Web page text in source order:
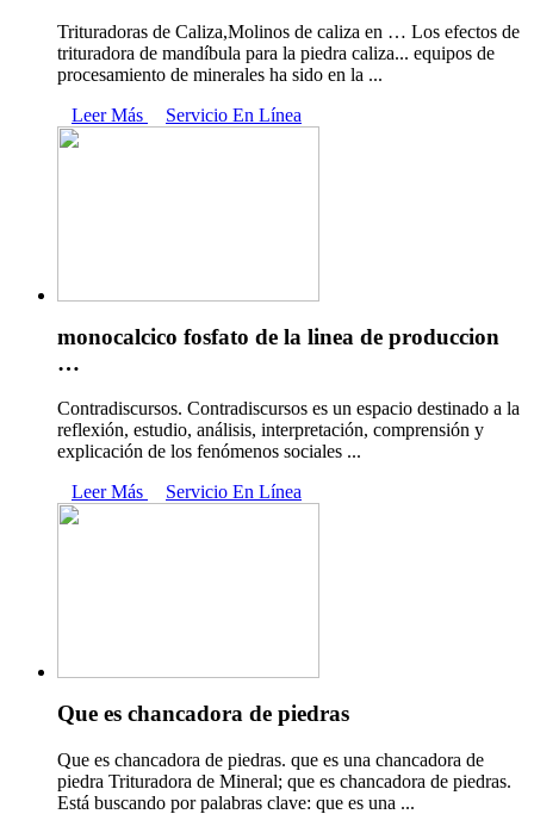
Trituradoras de Caliza,Molinos de caliza en … Los efectos de
trituradora de mandíbula para la piedra caliza... equipos de
procesamiento de minerales ha sido en la ...
Leer Más
Servicio En Línea
monocalcico fosfato de la linea de produccion
…
Contradiscursos. Contradiscursos es un espacio destinado a la
reflexión, estudio, análisis, interpretación, comprensión y
explicación de los fenómenos sociales ...
Leer Más
Servicio En Línea
Que es chancadora de piedras
Que es chancadora de piedras. que es una chancadora de
piedra Trituradora de Mineral; que es chancadora de piedras.
Está buscando por palabras clave: que es una ...